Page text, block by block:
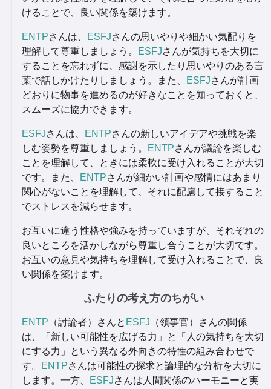
けることで、良い関係を築けます。
ENTPさんは、 ESFJさんの思いやりや細かい気配りを
理解して尊重しましょう。
ESFJさんが気持ちを大切に
することを忘れずに、感謝を示したり思いやりのある言
葉で話しかけたりしましょう。また、
ESFJさんが計画
どおりに物事を進めるのが好きなことを知っておくと、
スムーズに協力できます。
ESFJさんは、 ENTPさんの新しいアイデアや挑戦を楽
しむ姿勢を尊重しましょう。
ENTPさんが議論を楽しむ
ことを理解して、ときには柔軟に受け入れることが大切
です。また、
ENTPさんが細かい計画や感情にはあまり
関心がないことを理解して、それに配慮して接すること
でストレスを減らせます。
お互いに違う性格や強みを持っていますが、それぞれの
良いところを活かしながら尊重し合うことが大切です。
お互いの意見や気持ちを理解して受け入れることで、良
い関係を築けます。
ふたりの考え方のちがい
ENTP （討論者）さんと ESFJ （領事官）さんの関係
は、「新しい可能性を広げる力」と「人の気持ちを大切
にする力」という異なる外向きの特性の組み合わせで
す。
ENTPさんは可能性の探求と論理的な分析を大切に
します。一方、
ESFJさんは人間関係のハーモニーと実